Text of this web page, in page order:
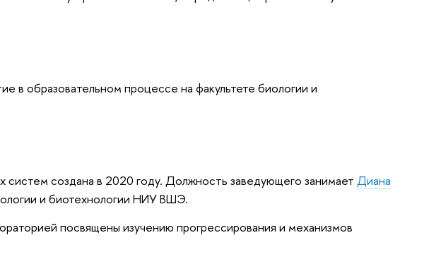
в образовательном процессе на факультете биологии и
создана в 2020 году. Должность заведующего занимает Диана
и биотехнологии НИУ ВШЭ.
посвящены изучению прогрессирования и механизмов